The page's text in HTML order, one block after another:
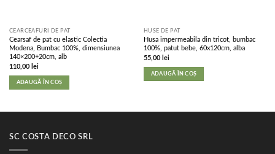
CEARCEAFURI DE PAT
Cearsaf de pat cu elastic Colectia
Modena, Bumbac 100%, dimensiunea
140×200+20cm, alb
110,00 lei
ADAUGĂ ÎN COȘ
HUSE DE PAT
Husa impermeabila din tricot, bumbac
100%, patut bebe, 60x120cm, alba
55,00 lei
ADAUGĂ ÎN COȘ
SC COSTA DECO SRL